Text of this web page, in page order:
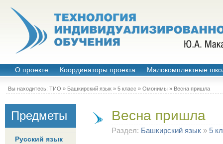
О проекте Координаторы проекта Малокомплектные
Вы находитесь: ТИО » Башкирский язык » 5 класс » Омонимы » Весна пришла
Предметы
Русский язык
Весна пришла
Раздел: Башкирский язык » 5